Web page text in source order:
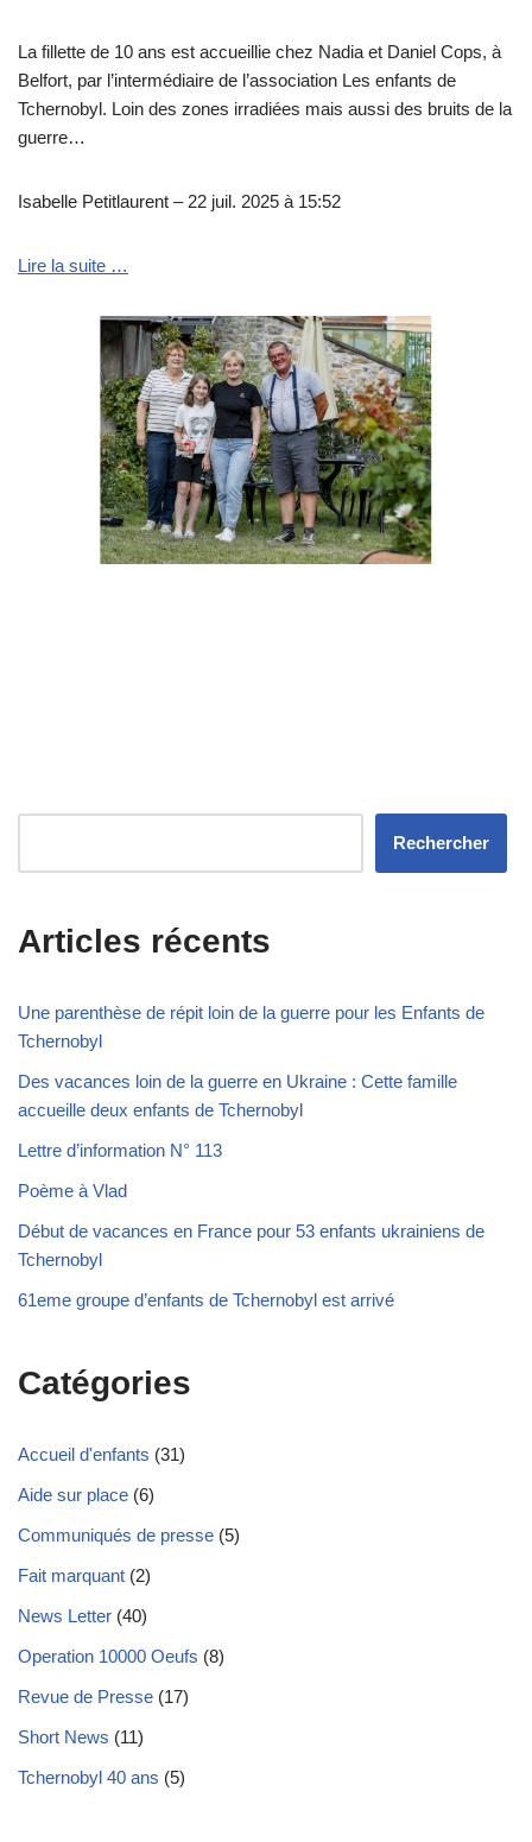
La fillette de 10 ans est accueillie chez Nadia et Daniel Cops, à
Belfort, par l’intermédiaire de l’association Les enfants de
Tchernobyl. Loin des zones irradiées mais aussi des bruits de la
guerre…
Isabelle Petitlaurent – 22 juil. 2025 à 15:52
Lire la suite …
Rechercher
Articles récents
Une parenthèse de répit loin de la guerre pour les Enfants de
Tchernobyl
Des vacances loin de la guerre en Ukraine : Cette famille
accueille deux enfants de Tchernobyl
Lettre d’information N° 113
Poème à Vlad
Début de vacances en France pour 53 enfants ukrainiens de
Tchernobyl
61eme groupe d’enfants de Tchernobyl est arrivé
Catégories
Accueil d'enfants (31)
Aide sur place (6)
Communiqués de presse (5)
Fait marquant (2)
News Letter (40)
Operation 10000 Oeufs (8)
Revue de Presse (17)
Short News (11)
Tchernobyl 40 ans (5)